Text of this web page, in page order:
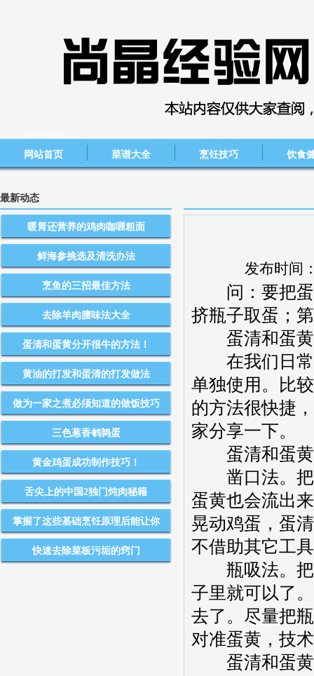
网站首页 菜谱大全 烹饪技巧 饮食
最新动态
暖胃还营养的鸡肉咖喱粗面
鲜海参挑选及清洗办法
烹鱼的三招最佳方法
去除羊肉膻味法大全
蛋清和蛋黄分开很牛的方法！
黄油的打发和蛋清的打发做法
做为一家之煮必须知道的做饭技巧
三色葱香鹌鹑蛋
黄金鸡蛋成功制作技巧！
舌尖上的中国2独门炖肉秘籍
掌握了这些基础烹饪原理后能让你
快速去除菜板污垢的窍门
发布时间
问：要把蛋
挤瓶子取蛋；
蛋清和蛋黄
在我们日常
单独使用。比
的方法很快捷
家分享一下。
蛋清和蛋黄
凿口法。把
蛋黄也会流出
晃动鸡蛋，蛋
不借助其它工
瓶吸法。把
子里就可以了
去了。尽量把
对准蛋黄，技
蛋清和蛋黄